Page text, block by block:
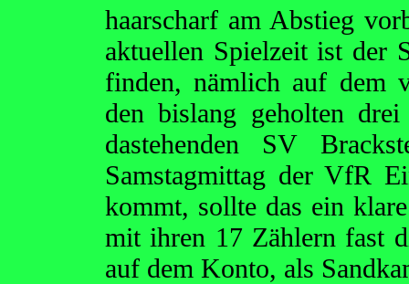
haarscharf am Abstieg
aktuellen Spielzeit ist der
finden, nämlich auf dem
den bislang geholten
dastehenden SV
Samstagmittag der VfR
kommt, sollte das ein
mit ihren 17 Zählern fast
auf dem Konto, als